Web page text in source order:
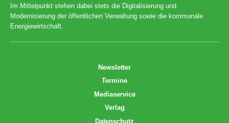
Im Mittelpunkt stehen dabei stets die Digitalisierung und
Modernisierung der öffentlichen Verwaltung sowie die kommunale
Energiewirtschaft.
Newsletter
Termine
Mediaservice
Verlag
Datenschutz